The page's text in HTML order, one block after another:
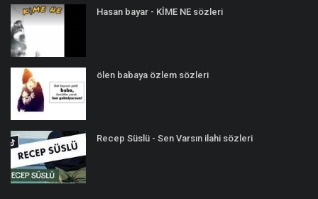
Hasan bayar - KİME NE sözleri
ölen babaya özlem sözleri
Recep Süslü - Sen Varsın ilahi sözleri